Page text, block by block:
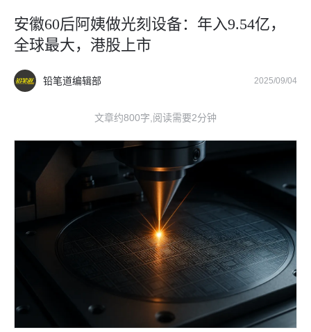
安徽60后阿姨做光刻设备：年入9.54亿，
全球最大，港股上市
铅笔道编辑部 2025/09/04
文章约800字,阅读需要2分钟